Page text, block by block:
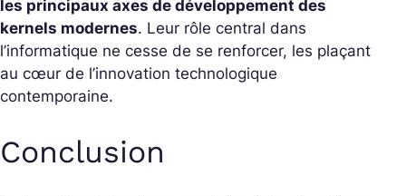
les principaux axes de développement des
kernels modernes. Leur rôle central dans
l’informatique ne cesse de se renforcer, les plaçant
au cœur de l’innovation technologique
contemporaine.
Conclusion